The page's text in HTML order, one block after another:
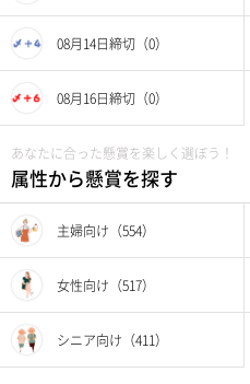
08月14日締切（0）
08月16日締切（0）
あなたに合った懸賞を楽しく選ぼう！
属性から懸賞を探す
主婦向け（554）
女性向け（517）
シニア向け（411）